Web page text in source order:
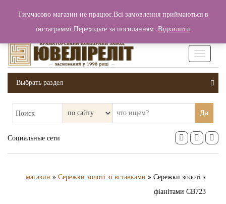
Вход / Регистрация 0 грн.
Выбрать раздел
Поиск Да
Социальные сети
магазин » Сережки золоті зі вставками » Сережки золоті з
фіанітами СВ723
Тимчасово магазин не працює.Всі замовлення приймаються в
інстаграммі.Переходьте за посиланням. Відхилити